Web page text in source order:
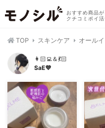
おすすめ商品
クチコミポイ活
TOP スキンケア オール
👩🏻‍💻＆💃🏻
SaE💜